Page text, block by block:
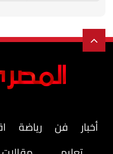
أخبار فن رياضة